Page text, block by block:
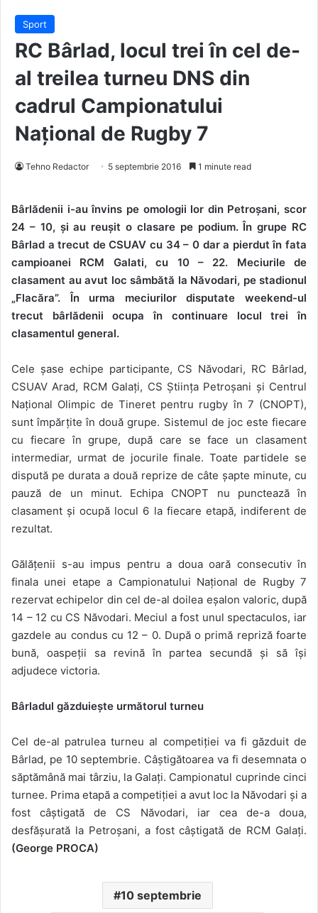
Sport
RC Bârlad, locul trei în cel de-
al treilea turneu DNS din
cadrul Campionatului
Național de Rugby 7
Tehno Redactor 5 septembrie 2016 1 minute read
Bârlădenii i-au învins pe omologii lor din Petroșani, scor
24 – 10, și au reușit o clasare pe podium. În grupe RC
Bârlad a trecut de CSUAV cu 34 – 0 dar a pierdut în fata
campioanei RCM Galati, cu 10 – 22. Meciurile de
clasament au avut loc sâmbătă la Năvodari, pe stadionul
„Flacăra”. În urma meciurilor disputate weekend-ul
trecut bârlădenii ocupa în continuare locul trei în
clasamentul general.
Cele șase echipe participante, CS Năvodari, RC Bârlad,
CSUAV Arad, RCM Galați, CS Știința Petroșani și Centrul
Național Olimpic de Tineret pentru rugby în 7 (CNOPT),
sunt împărțite în două grupe. Sistemul de joc este fiecare
cu fiecare în grupe, după care se face un clasament
intermediar, urmat de jocurile finale. Toate partidele se
dispută pe durata a două reprize de câte șapte minute, cu
pauză de un minut. Echipa CNOPT nu punctează în
clasament și ocupă locul 6 la fiecare etapă, indiferent de
rezultat.
Gălățenii s-au impus pentru a doua oară consecutiv în
finala unei etape a Campionatului Național de Rugby 7
rezervat echipelor din cel de-al doilea eșalon valoric, după
14 – 12 cu CS Năvodari. Meciul a fost unul spectaculos, iar
gazdele au condus cu 12 – 0. După o primă repriză foarte
bună, oaspeții sa revină în partea secundă și să își
adjudece victoria.
Bârladul găzduiește următorul turneu
Cel de-al patrulea turneu al competiției va fi găzduit de
Bârlad, pe 10 septembrie. Câștigătoarea va fi desemnata o
săptămână mai târziu, la Galați. Campionatul cuprinde cinci
turnee. Prima etapă a competiției a avut loc la Năvodari și a
fost câștigată de CS Năvodari, iar cea de-a doua,
desfășurată la Petroșani, a fost câștigată de RCM Galați.
(George PROCA)
10 septembrie